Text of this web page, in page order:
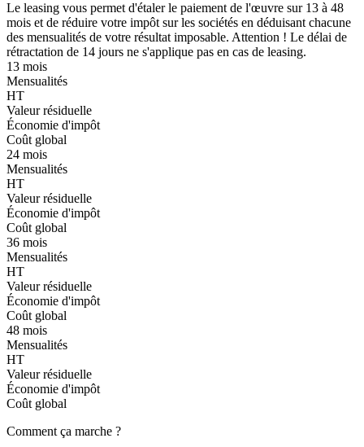
Le leasing vous permet d'étaler le paiement de l'œuvre sur 13 à 48
mois et de réduire votre impôt sur les sociétés en déduisant chacune
des mensualités de votre résultat imposable. Attention ! Le délai de
rétractation de 14 jours ne s'applique pas en cas de leasing.
13 mois
Mensualités
HT
Valeur résiduelle
Économie d'impôt
Coût global
24 mois
Mensualités
HT
Valeur résiduelle
Économie d'impôt
Coût global
36 mois
Mensualités
HT
Valeur résiduelle
Économie d'impôt
Coût global
48 mois
Mensualités
HT
Valeur résiduelle
Économie d'impôt
Coût global
Comment ça marche ?